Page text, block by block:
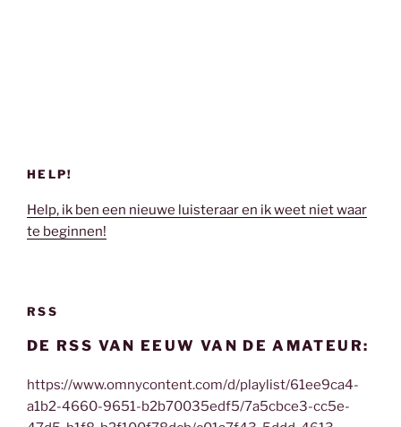
HELP!
Help, ik ben een nieuwe luisteraar en ik weet niet waar
te beginnen!
RSS
DE RSS VAN EEUW VAN DE AMATEUR:
https://www.omnycontent.com/d/playlist/61ee9ca4-
a1b2-4660-9651-b2b70035edf5/7a5cbce3-cc5e-